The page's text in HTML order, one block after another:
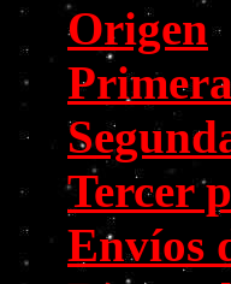
Origen
Tercer
Envíos